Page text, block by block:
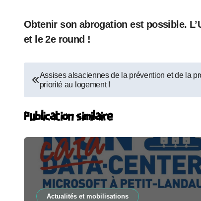
Obtenir son abrogation est possible.
et le 2e round !
Navigation
de
l’article
Assises alsaciennes de la prévention et de la
priorité au logement !
Publication similaire
Actualités et mobilisations